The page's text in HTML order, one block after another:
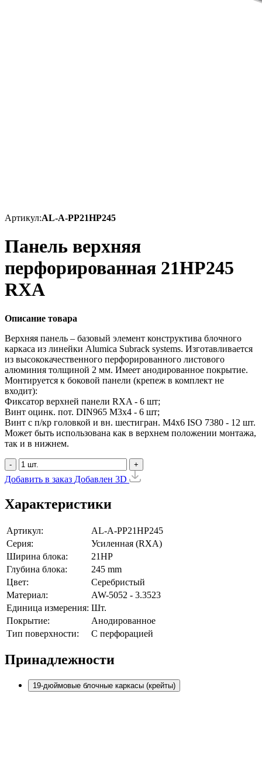
Артикул:AL-A-PP21HP245
Панель верхняя
перфорированная 21HP245
RXA
Описание товара
Верхняя панель – базовый элемент конструктива блочного
каркаса из линейки Alumica Subrack systems. Изготавливается
из высококачественного перфорированного листового
алюминия толщиной 2 мм. Имеет анодированное покрытие.
Монтируется к боковой панели (крепеж в комплект не
входит):
Фиксатор верхней панели RXA - 6 шт;
Винт оцинк. пот. DIN965 М3х4 - 6 шт;
Винт с п/кр головкой и вн. шестигран. М4x6 ISO 7380 - 12 шт.
Может быть использована как в верхнем положении монтажа,
так и в нижнем.
- +
Добавить в заказ Добавлен 3D
Характеристики
Артикул:
AL-A-PP21HP245
Серия:
Усиленная (RXA)
Ширина блока:
21HP
Глубина блока:
245 mm
Цвет:
Серебристый
Материал:
AW-5052 - 3.3523
Единица измерения: Шт.
Покрытие:
Анодированное
Тип поверхности:
С перфорацией
Принадлежности
19-дюймовые блочные каркасы (крейты)